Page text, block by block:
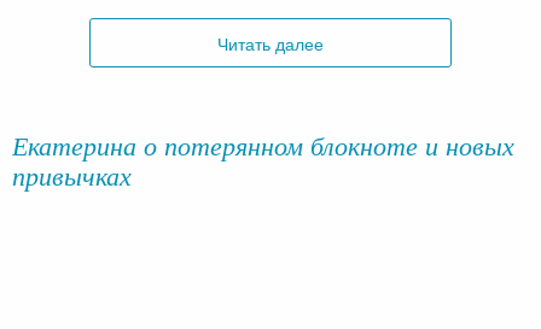
Читать далее
Екатерина о потерянном блокноте и новых
привычках